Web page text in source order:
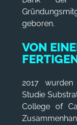
geboren.
VON
2017
Studie
College of